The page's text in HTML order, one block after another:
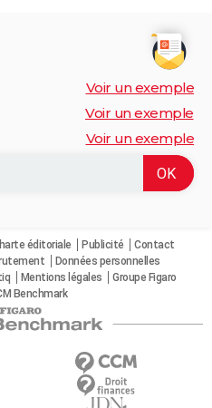
Voir un exemple
Voir un exemple
Voir un exemple
éditoriale Publicité
Contact
Données personnelles
Mentions légales
Groupe Figaro
Benchmark